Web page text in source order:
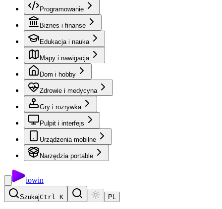
Programowanie
Biznes i finanse
Edukacja i nauka
Mapy i nawigacja
Dom i hobby
Zdrowie i medycyna
Gry i rozrywka
Pulpit i interfejs
Urządzenia mobilne
Narzędzia portable
iowin
SzukajCtrl K PL